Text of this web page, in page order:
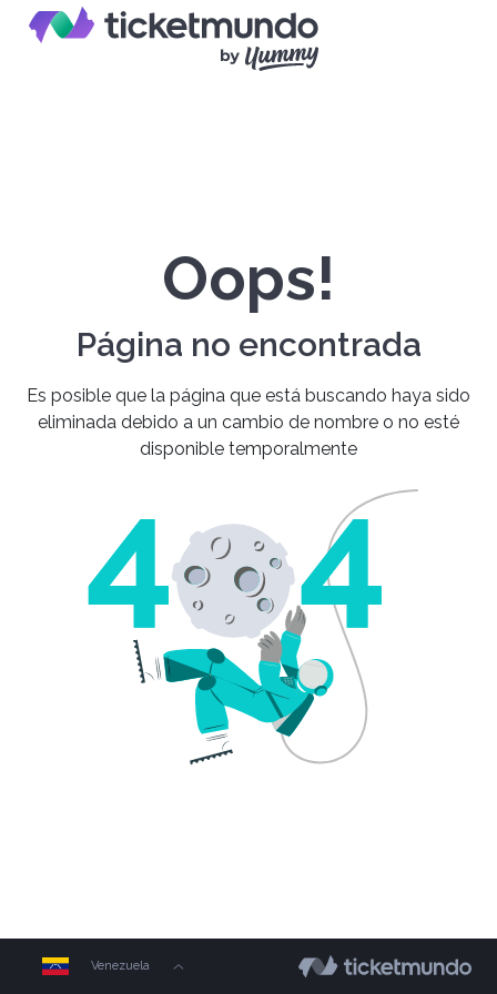
Oops!
Página no encontrada
Es posible que la página que está buscando haya sido
eliminada debido a un cambio de nombre o no esté
disponible temporalmente
Venezuela